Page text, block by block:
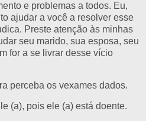
e problemas a todos. Eu,
ajudar a você a resolver esse
Preste atenção às minhas
seu marido, sua esposa, seu
for a se livrar desse vício
perceba os vexames dados.
(a), pois ele (a) está doente.